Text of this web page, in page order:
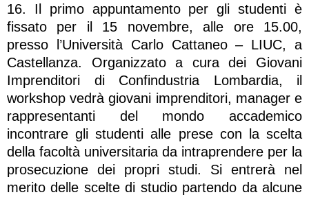
16. Il primo appuntamento per gli studenti è
fissato per il 15 novembre, alle ore 15.00,
presso l’Università Carlo Cattaneo – LIUC, a
Castellanza. Organizzato a cura dei Giovani
Imprenditori di Confindustria Lombardia, il
workshop vedrà giovani imprenditori, manager e
rappresentanti del mondo accademico
incontrare gli studenti alle prese con la scelta
della facoltà universitaria da intraprendere per la
prosecuzione dei propri studi. Si entrerà nel
merito delle scelte di studio partendo da alcune